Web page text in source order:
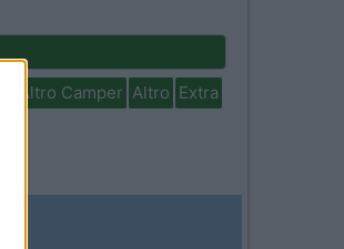
Altro Camper Altro Extra